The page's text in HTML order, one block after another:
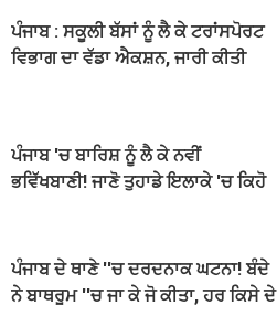
ਪੰਜਾਬ : ਸਕੂਲੀ ਬੱਸਾਂ ਨੂੰ ਲੈ ਕੇ ਟਰਾਂਸਪੋਰਟ
ਵਿਭਾਗ ਦਾ ਵੱਡਾ ਐਕਸ਼ਨ, ਜਾਰੀ ਕੀਤੀ
ਪੰਜਾਬ 'ਚ ਬਾਰਿਸ਼ ਨੂੰ ਲੈ ਕੇ ਨਵੀਂ
ਭਵਿੱਖਬਾਣੀ! ਜਾਣੋ ਤੁਹਾਡੇ ਇਲਾਕੇ 'ਚ ਕਿਹੋ
ਪੰਜਾਬ ਦੇ ਥਾਣੇ ''ਚ ਦਰਦਨਾਕ ਘਟਨਾ! ਬੰਦੇ
ਨੇ ਬਾਥਰੂਮ ''ਚ ਜਾ ਕੇ ਜੋ ਕੀਤਾ, ਹਰ ਕਿਸੇ ਦੇ